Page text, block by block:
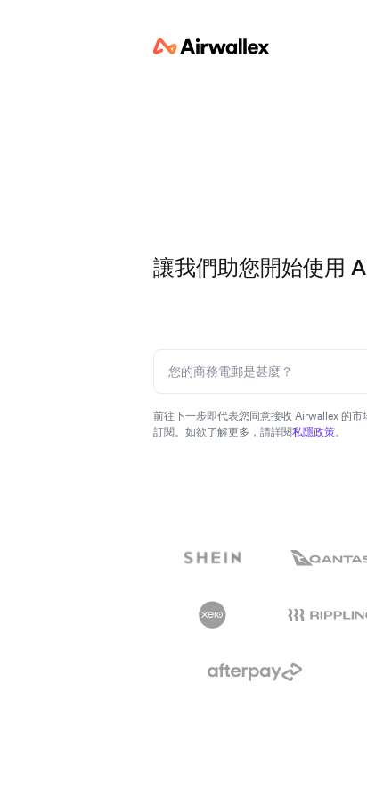
讓我們助您開始使用
前往下一步即代表您同意接收 Airwallex 的
訂閱。如欲了解更多，請詳閱私隱政策。